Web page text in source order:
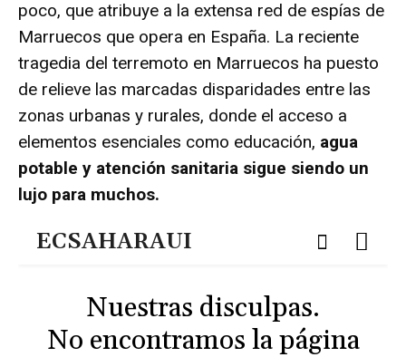
poco, que atribuye a la extensa red de espías de
Marruecos que opera en España. La reciente
tragedia del terremoto en Marruecos ha puesto
de relieve las marcadas disparidades entre las
zonas urbanas y rurales, donde el acceso a
elementos esenciales como educación, agua
potable y atención sanitaria sigue siendo un
lujo para muchos.